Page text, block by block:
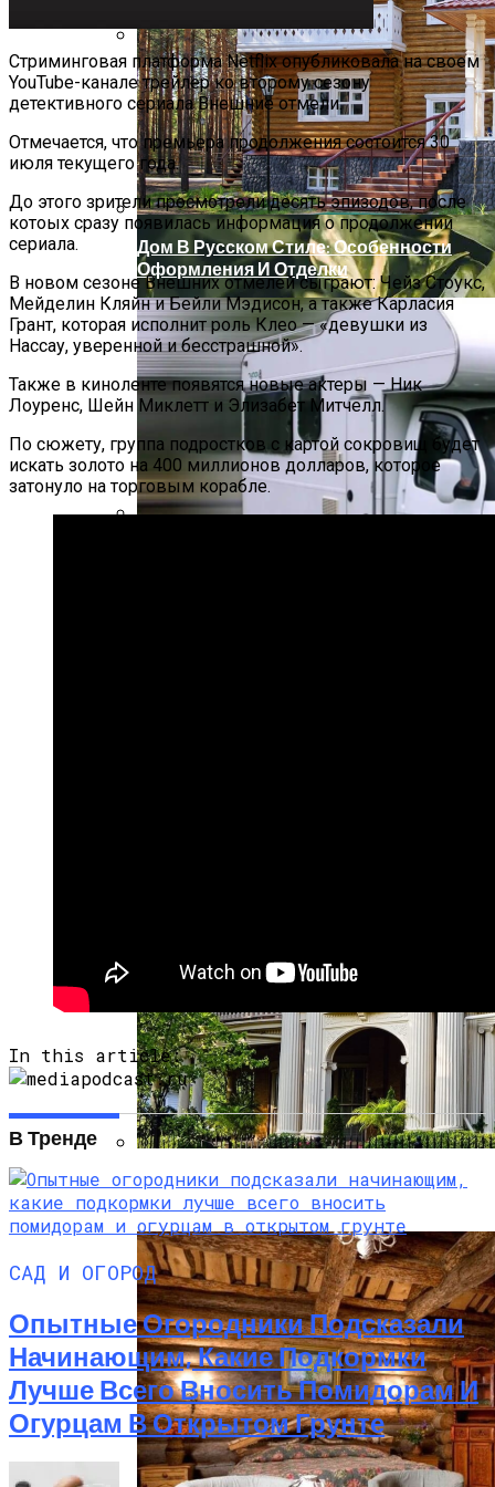
Артезианская, Минеральная,
Родниковая, Талая: В Чем Разница И
Какую Воду Лучше Выбрать Для Питья
Дом В Русском Стиле: Особенности
Оформления И Отделки
Дом В Викторианском Стиле: История,
Особенности И Типы Сооружений
Стриминговая платформа Netflix опубликовала на своем
YouTube-канале трейлер ко второму сезону
детективного сериала Внешние отмели.
Отмечается, что премьера продолжения состоится 30
июля текущего года.
До этого зрители просмотрели десять эпизодов, после
котоых сразу появилась информация о продолжении
сериала.
В новом сезоне Внешних отмелей сыграют: Чейз Стоукс,
Мейделин Кляйн и Бейли Мэдисон, а также Карласия
Грант, которая исполнит роль Клео — «девушки из
Нассау, уверенной и бесстрашной».
Также в киноленте появятся новые актеры — Ник
Лоуренс, Шейн Миклетт и Элизабет Митчелл.
По сюжету, группа подростков с картой сокровищ будет
искать золото на 400 миллионов долларов, которое
затонуло на торговым корабле.
In this article:
В Тренде
САД И ОГОРОД
Опытные Огородники Подсказали
Начинающим, Какие Подкормки
Лучше Всего Вносить Помидорам И
Огурцам В Открытом Грунте